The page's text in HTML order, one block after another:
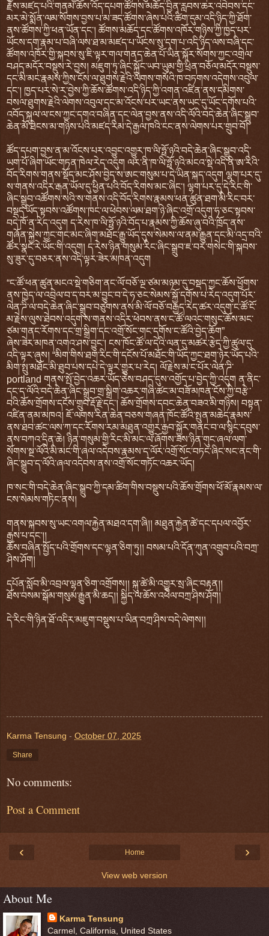
རྗེས་མཛད་པའི་གནམ་ཆོས་འོད་དཔག་ཚོགས་མཆོད་བྱིན་རླབས་ཆར་འབེབས་དང་
མར་མེ་སྨོན་ལམ་སོགས་བྱས་པ་མ་ཟད་ཚོགས་ཞེས་པའི་ཚིག་དུམ་འདི་ཉིད་ཀྱི་ཐོག་
ནས་ཚོགས་ཀྱི་ཕན་ཡོན་དང་། ཚོགས་མཆོད་དང་ཚོགས་འཁོར་གཉིས་ཀྱི་ཁྱད་པར་
ཡོངས་དག་རྣམ་པ་བཞི་ལས་ཐ་མ་མཛད་པ་ཡོངས་སུ་དག་པ་འདི་ཉིད་ལས་བཞི་དང་
ཚོགས་འཁོར་གྱི་སྐབས་སུ་ཇི་ལྟར་གལ་གནད་ཆེན་པོ་ཡིན་སྐོར་སོགས་ཀྱང་འགྲེལ་
བཤད་མདོར་བསྡུས་རེ་བྱས། མཇུག་ཏུ་ཞིང་སྐྱོང་ཡབ་ཡུམ་གྱི་ཕྲིན་བཅོལ་མདོར་བསྡུས་
དང་མི་མང་རྣམས་ཀྱིས་ངོས་ལ་ཐུགས་རྗེའི་ལེགས་གསོའི་ཁ་བཏགས་འདེགས་འབུལ་
དང་། ཁྱད་པར་སེ་ར་བྱེས་ཀྱི་ཆོས་ཚོགས་འདི་ཉིད་ཀྱི་འགན་འཛིན་ནས་དམིགས་
བསལ་ཐུགས་རྗེའི་ལེགས་འབུལ་དང་མ་འོངས་པར་ཡང་ནས་ཡང་དུ་ཡོང་དགོས་པའི་
འབོད་སྐུལ་ལ་ངས་ཀྱང་དགའ་བཞིན་དང་ལེན་བྱས་ནས་འདི་ལོའི་བདེ་ཆེན་ཞིང་སྒྲུབ་
ཆེན་མོ་ཐེངས་མ་གཉིས་པའི་མཛད་རིམ་དེ་རྒྱལ་ཁའི་ངང་ནས་ལེགས་པར་གྲུབ་བོ།
ཚོད་དཔག་བྱས་ན་མ་འོངས་པར་འབྱུང་འགྱུར་ཁ་ལི་ཧྥོ་ཉའི་བདེ་ཆེན་ཞིང་སྒྲུབ་འདི་
ཡག་པོ་ཞིག་ཡོང་གཏན་ཁེལ་རེད་འདུག ལར་ནི་ཁ་ལི་ཧྥོ་ཉའི་མངའ་སྡེ་འདི་ནི་ཨ་རིའི་
བོད་རིགས་གནས་སྡོད་མང་ཤོས་བྱེད་ས་ཨང་གསུམ་པ་དེ་ཡིན་སྐད་འདུག ལྷག་པར་དུ་
ས་གནས་འདིར་རྒན་ཡོལ་དུ་ཕྱིན་པའི་བོད་རིགས་མང་ཞིང་། ལྷག་པར་དུ་དེ་རིང་གི་
ཞིང་སྒྲུབ་འཚོགས་སའི་ས་གནས་འདི་བོད་རིགས་རྣམས་ཕན་ཚུན་ཐག་མི་རིང་བར་
བསྡད་ཡོད་སྟབས་འཚོགས་ཁང་ལ་ཕེབས་ལམ་ཐག་ཉེ་ཞིང་འགྲོ་འདུག་ཧ་ཅང་སྟབས་
བདེ་ཁོ་ན་རེད་འདུག ད་རེས་ཁ་ལི་ཧྥོ་ཉའི་བོད་པ་རྣམས་ཀྱི་ཆོས་ཞུ་བའི་ཁྲོད་ནས་
གཞོན་སྐྱེས་ཀྱང་གང་མང་ཞིག་མཐོང་རྒྱུ་ཡོད་དུས་སེམས་ལ་ནམ་རྒྱུན་དང་མི་འདྲ་བའི་
ཚོར་སྣང་རེ་ཡོང་གི་འདུག། ད་རེས་ཉིན་གསུམ་རིང་ཞིང་སྒྲུབ་ཇ་བར་གསེང་གི་སྐབས་
སུ་ཟུར་དུ་བཅར་ནས་འདི་ལྟར་ཟེར་མཁན་འདུག
“ང་ཚོ་ཕན་ཚུན་མངའ་སྡེ་གཅིག་ནང་ལོ་བཅོ་ལྔ་ཙམ་མཉམ་དུ་བསྡད་ཀྱང་ཆོས་ཕྱོགས་
ནས་ཁྱེད་ལ་འབྲེལ་བ་ད་བར་མ་བྱུང་བ་དེ་ཧ་ཅང་སེམས་སྐྱོ་དགོས་པ་རེད་འདུག་པོར་
ལེན་ཌི་ལ་བདེ་ཆེན་ཞིང་སྒྲུབ་བཙུགས་ནས་མི་ལོ་བཅོ་བརྒྱད་རེད་ཚར་འདུག་ང་ཚོ་ངོ་
མ་རྗེས་ལུས་ཐེབས་འདུག་ས་གནས་འདིར་ཕེབས་ནས་ང་ཚོ་ལའང་གསུང་ཆོས་མང་
ཙམ་གནང་རོགས་དང་གྲ་སྒྲིག་དང་འགྲོ་སོང་གང་དགོས་ང་ཚོའི་བྱེད་ཆོག”
ཞེས་ཟེར་མཁན་འགའ་ཤས་བྱུང་། ངས་ཁོང་ཚོ་ལ་དེའི་ལན་དུ་མཚར་རྩེད་ཀྱི་ཚུལ་དུ་
འདི་ལྟར་ཞུས། “མིག་གིས་ཐག་རིང་གི་དངོས་པོ་མཐོང་གི་ཡོད་ཀྱང་ཐག་ཉེར་ཡོད་པའི་
མིག་སྤུ་མཐོང་མི་ཐུབ་པས་དཔེ་དེ་ལྟར་གྱུར་པ་རེད། ལོ་རྗེས་མ་ང་པོར་ལེན་ཌི་
portland གནས་སྤོ་བྱེད་འཆར་ཡོད་ཅེས་བཤད་དུས་འགྱོད་པ་བྱེད་ཀྱི་འདུག ན་ནིང་
དང་ད་ལོའི་བདེ་ཆེན་ཞིང་སྒྲུབ་གྲ་སྒྲིག་འཆར་གཞི་ཚང་མ་བཟོ་མཁན་ངོས་ཀྱི་བརྩེ་
བའི་ཆོས་གྲོགས་དངོས་གྲུབ་རྡོ་རྗེ་དང་། ཆོས་གྲོགས་དབང་ཆེན་བཟའ་མི་གཉིས། བསྟན་
འཛིན་ནམ་མཁའ། ཇོ་ལགས་རིན་ཆེན་བཅས་གཞན་ཁོང་ཚོའི་སྤུན་མཆེད་རྣམས་
ནས་ཐབ་ཚང་ལས་ཀ་དང་རོགས་རམ་མཐུན་འགྱུར་རྒྱབ་སྐྱོར་གནང་བ་ལ་སྙིང་དབུས་
ནས་བཀའ་དྲིན་ཆེ། ཉིན་གསུམ་གྱི་རིང་མི་མང་ལ་ཞོགས་ཟས་ཉིན་གུང་ཞལ་ལག་
སོགས་སྔ་ལོའི་མི་མང་གི་ཞལ་འདེབས་རྣམས་ད་ལོར་འགྲོ་སོང་བཏང་ཞིང་སང་ནང་གི་
ཞིང་སྒྲུབ་ད་ལོའི་ཞལ་འདེབས་ནས་འགྲོ་སོང་གཏོང་འཆར་ཡོད།
ཁ་སང་གི་བདེ་ཆེན་ཞིང་སྒྲུབ་ཀྱི་དམ་ཚིག་གིས་བསྡུས་པའི་ཆོས་གྲོགས་ཕོ་མོ་རྣམས་ལ་
ངས་སེམས་གཏིང་ནས།
གནས་སྐབས་སུ་ཡང་འགལ་རྐྱེན་མཐའ་དག་ཞི།། མཐུན་རྐྱེན་ཚེ་དང་དཔལ་འབྱོར་
རྒྱས་པ་དང་།།
ཆོས་བཞིན་སྤྱོད་པའི་གྲོགས་དང་ལྷན་ཅིག་ཏུ།། བསམ་པའི་དོན་ཀུན་འགྲུབ་པའི་བཀྲ་
ཤིས་ཤོག།
དཔོན་སློབ་མི་འབྲལ་ལྷན་ཅིག་འགྲོགས།། སྐུ་ཚེ་མི་འགྱུར་སྲ་ཞིང་བརྟན།།
ཐོས་བསམ་སྒོམ་གསུམ་རྒྱུན་མི་ཆད།། སྐྱིད་ལ་ཆོས་འཕེལ་བཀྲ་ཤིས་ཤོག།
དེ་རིང་གི་ཉིན་ཐོ་འདིར་མཇུག་བསྡུས་པ་ཡིན་བཀྲ་ཤིས་བདེ་ལེགས།།
Karma Tensung - October 07, 2025
Share
No comments:
Post a Comment
‹ ›
Home
View web version
About Me
Karma Tensung
Carmel, California, United States